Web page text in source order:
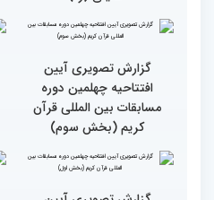
گزارش تصویری اولین روز
چهلمین دوره مسابقات بین
المللی قرآن کریم (بخش
دوم)
حضور متسابقین از 11 کشور
در اولین روز مسابقات
بین‌المللی قرآن